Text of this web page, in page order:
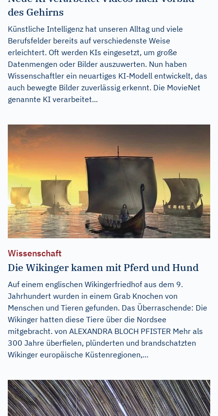
des Gehirns
Künstliche Intelligenz hat unseren Alltag und viele
Berufsfelder bereits auf verschiedenste Weise
erleichtert. Oft werden KIs eingesetzt, um große
Datenmengen oder Bilder auszuwerten. Nun haben
Wissenschaftler ein neuartiges KI-Modell entwickelt, das
auch bewegte Bilder zuverlässig erkennt. Die MovieNet
genannte KI verarbeitet...
Wissenschaft
Die Wikinger kamen mit Pferd und Hund
Auf einem englischen Wikingerfriedhof aus dem 9.
Jahrhundert wurden in einem Grab Knochen von
Menschen und Tieren gefunden. Das Überraschende: Die
Wikinger hatten diese Tiere über die Nordsee
mitgebracht. von ALEXANDRA BLOCH PFISTER Mehr als
300 Jahre überfielen, plünderten und brandschatzten
Wikinger europäische Küstenregionen,...